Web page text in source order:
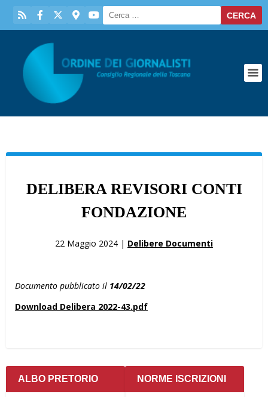
DELIBERA REVISORI CONTI
FONDAZIONE
22 Maggio 2024 | Delibere Documenti
Documento pubblicato il 14/02/22
Download Delibera 2022-43.pdf
ALBO PRETORIO NORME ISCRIZIONI